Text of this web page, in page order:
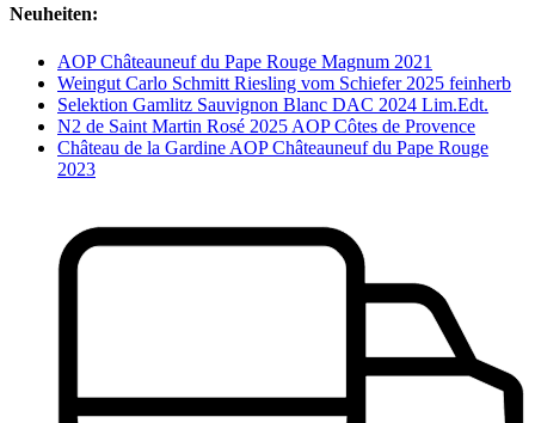
Neuheiten:
AOP Châteauneuf du Pape Rouge Magnum 2021
Weingut Carlo Schmitt Riesling vom Schiefer 2025 feinherb
Selektion Gamlitz Sauvignon Blanc DAC 2024 Lim.Edt.
N2 de Saint Martin Rosé 2025 AOP Côtes de Provence
Château de la Gardine AOP Châteauneuf du Pape Rouge
2023